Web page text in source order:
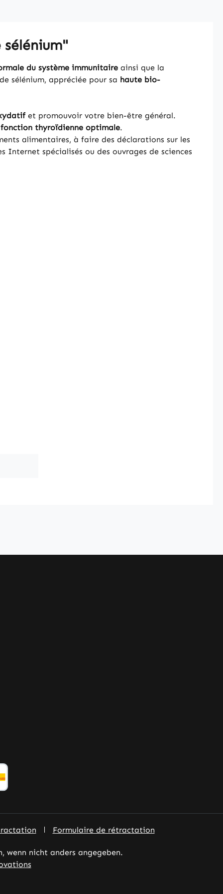
du système immunitaire ainsi que la
sélénium, appréciée pour sa haute bio-
et promouvoir votre bien-être général.
fonction thyroïdienne optimale.
alimentaires, à faire des déclarations sur les
Internet spécialisés ou des ouvrages de sciences
Formulaire de rétractation
wenn nicht anders angegeben.